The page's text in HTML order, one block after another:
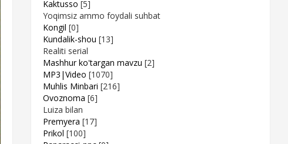
Kaktusso [5]
Yoqimsiz ammo foydali suhbat
Kongil [0]
Kundalik-shou [13]
Realiti serial
Mashhur ko'targan mavzu [2]
MP3|Video [1070]
Muhlis Minbari [216]
Ovoznoma [6]
Luiza bilan
Premyera [17]
Prikol [100]